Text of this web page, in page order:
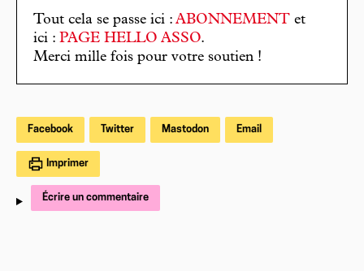
Tout cela se passe ici : ABONNEMENT et
ici : PAGE HELLO ASSO.
Merci mille fois pour votre soutien !
Facebook Twitter Mastodon Email
Imprimer
Écrire un commentaire